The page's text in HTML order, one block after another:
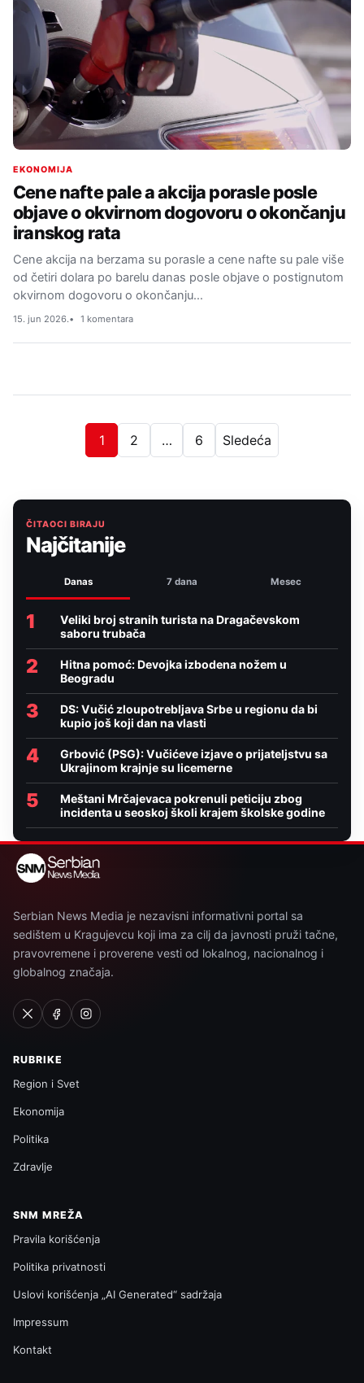
EKONOMIJA
Cene nafte pale a akcija porasle posle
objave o okvirnom dogovoru o okončanju
iranskog rata
Cene akcija na berzama su porasle a cene nafte su pale više
od četiri dolara po barelu danas posle objave o postignutom
okvirnom dogovoru o okončanju…
15. jun 2026. 1 komentara
1 2 … 6 Sledeća
ČITAOCI BIRAJU
Najčitanije
Danas 7 dana Mesec
1
Veliki broj stranih turista na Dragačevskom
saboru trubača
2
Hitna pomoć: Devojka izbodena nožem u
Beogradu
3
DS: Vučić zloupotrebljava Srbe u regionu da bi
kupio još koji dan na vlasti
4
Grbović (PSG): Vučićeve izjave o prijateljstvu sa
Ukrajinom krajnje su licemerne
5
Meštani Mrčajevaca pokrenuli peticiju zbog
incidenta u seoskoj školi krajem školske godine
Serbian News Media je nezavisni informativni portal sa
sedištem u Kragujevcu koji ima za cilj da javnosti pruži tačne,
pravovremene i proverene vesti od lokalnog, nacionalnog i
globalnog značaja.
RUBRIKE
Region i Svet
Ekonomija
Politika
Zdravlje
SNM MREŽA
Pravila korišćenja
Politika privatnosti
Uslovi korišćenja „AI Generated“ sadržaja
Impressum
Kontakt